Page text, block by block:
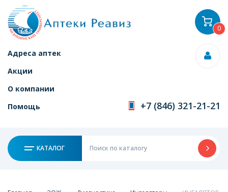
Адреса аптек
Акции
О компании
Помощь
+7 (846) 321-21-21
КАТАЛОГ
0